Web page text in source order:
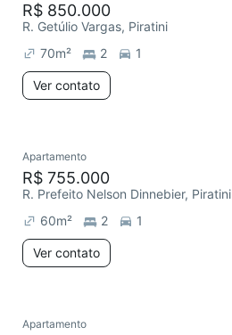
R$ 850.000
R. Getúlio Vargas, Piratini
70m² 2 1
Ver contato
Chegou este mês
Apartamento
R$ 755.000
R. Prefeito Nelson Dinnebier, Piratini
60m² 2 1
Ver contato
Chegou este mês
Apartamento